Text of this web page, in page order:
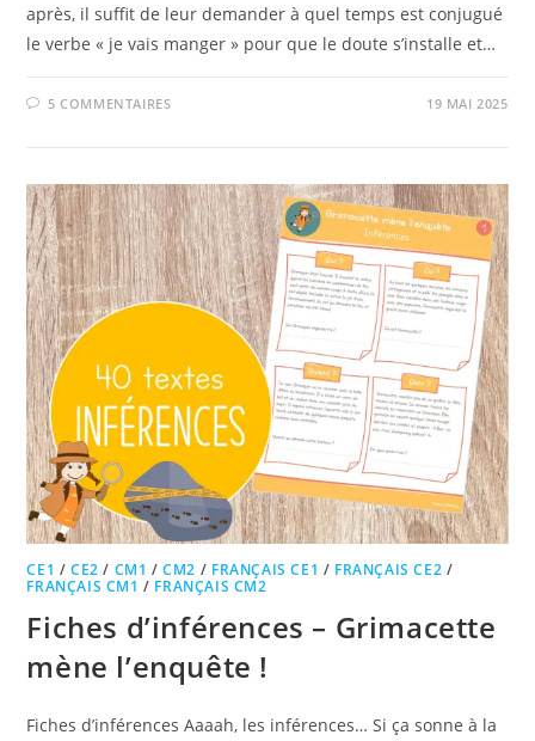
après, il suffit de leur demander à quel temps est conjugué
le verbe « je vais manger » pour que le doute s’installe et…
5 COMMENTAIRES 19 MAI 2025
CE1 /CE2 / CM1 /CM2 / FRANÇAIS CE1 / FRANÇAIS CE2 /
FRANÇAIS CM1 / FRANÇAIS CM2
Fiches d’inférences – Grimacette
mène l’enquête !
Fiches d’inférences Aaaah, les inférences… Si ça sonne à la